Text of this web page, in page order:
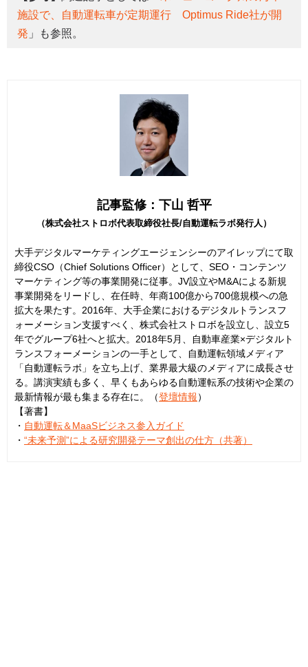
施設で、自動運転車が定期運行 Optimus Ride社が開
発 」も参照。
記事監修：下山 哲平
（株式会社ストロボ代表取締役社長/自動運転ラボ発行人）
大手デジタルマーケティングエージェンシーのアイレップにて取
締役CSO（Chief Solutions Officer）として、SEO・コンテンツ
マーケティング等の事業開発に従事。JV設立やM&Aによる新規
事業開発をリードし、在任時、年商100億から700億規模への急
拡大を果たす。2016年、大手企業におけるデジタルトランスフ
ォーメーション支援すべく、株式会社ストロボを設立し、設立5
年でグループ6社へと拡大。2018年5月、自動車産業×デジタルト
ランスフォーメーションの一手として、自動運転領域メディア
「自動運転ラボ」を立ち上げ、業界最大級のメディアに成長させ
る。講演実績も多く、早くもあらゆる自動運転系の技術や企業の
最新情報が最も集まる存在に。（登壇情報）
【著書】
・ 自動運転＆MaaSビジネス参入ガイド
・ “未来予測”による研究開発テーマ創出の仕方（共著）